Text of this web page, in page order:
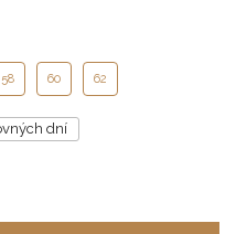
58 60 62
dní